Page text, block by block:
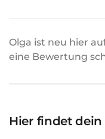
Olga ist neu hier
eine Bewertung
Hier findet